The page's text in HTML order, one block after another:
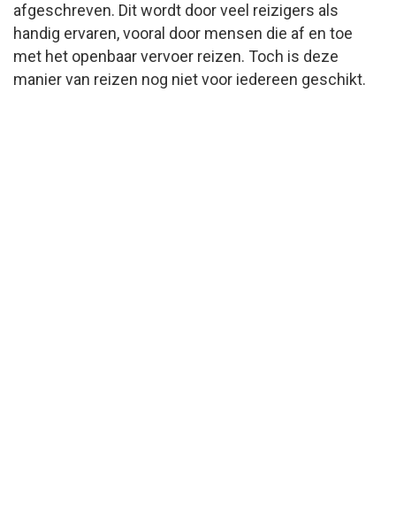
afgeschreven. Dit wordt door veel reizigers als
handig ervaren, vooral door mensen die af en toe
met het openbaar vervoer reizen. Toch is deze
manier van reizen nog niet voor iedereen geschikt.